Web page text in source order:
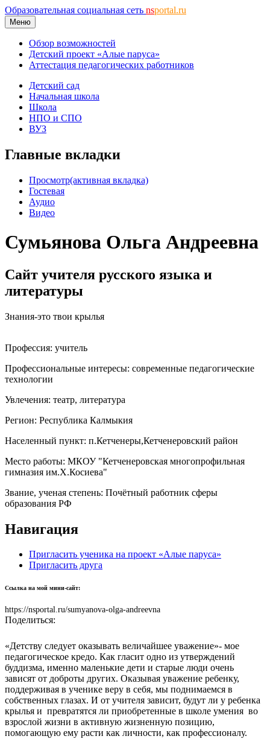
Образовательная социальная сеть nsportal.ru
Меню
Обзор возможностей
Детский проект «Алые паруса»
Аттестация педагогических работников
Детский сад
Начальная школа
Школа
НПО и СПО
ВУЗ
Главные вкладки
Просмотр(активная вкладка)
Гостевая
Аудио
Видео
Сумьянова Ольга Андреевна
Сайт учителя русского языка и
литературы
Знания-это твои крылья
Профессия: учитель
Профессиональные интересы: современные педагогические
технологии
Увлечения: театр, литература
Регион: Республика Калмыкия
Населенный пункт: п.Кетченеры,Кетченеровский район
Место работы: МКОУ "Кетченеровская многопрофильная
гимназия им.Х.Косиева"
Звание, ученая степень: Почётный работник сферы
образования РФ
Навигация
Пригласить ученика на проект «Алые паруса»
Пригласить друга
Ссылка на мой мини-сайт:
https://nsportal.ru/sumyanova-olga-andreevna
Поделиться:
«Детству следует оказывать величайшее уважение»- мое
педагогическое кредо. Как гласит одно из утверждений
буддизма, именно маленькие дети и старые люди очень
зависят от доброты других. Оказывая уважение ребенку,
поддерживая в ученике веру в себя, мы поднимаемся в
собственных глазах. И от учителя зависит, будут ли у ребенка
крылья и превратятся ли приобретенные в школе умения во
взрослой жизни в активную жизненную позицию,
помогающую ему расти как личности, как профессионалу.